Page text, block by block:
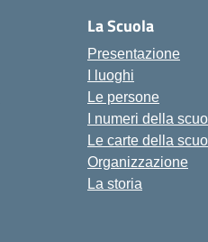
La Scuola
Presentazione
I luoghi
Le persone
I numeri della
Le carte della
Organizzazione
La storia